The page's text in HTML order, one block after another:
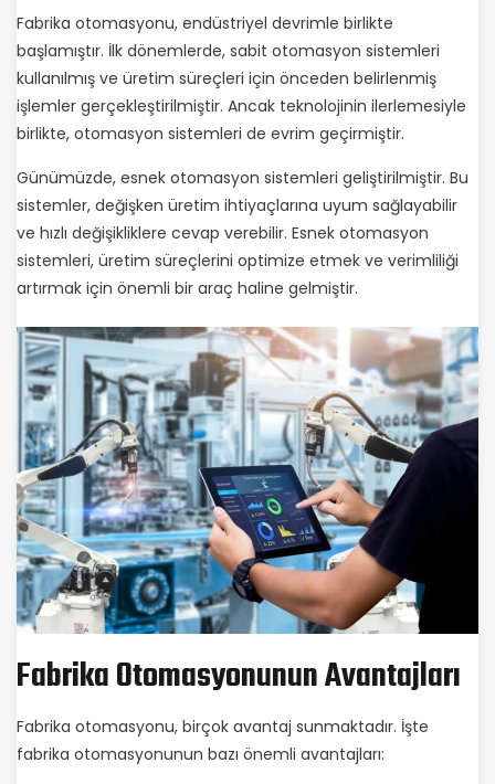
Fabrika otomasyonu, endüstriyel devrimle birlikte
başlamıştır. İlk dönemlerde, sabit otomasyon sistemleri
kullanılmış ve üretim süreçleri için önceden belirlenmiş
işlemler gerçekleştirilmiştir. Ancak teknolojinin ilerlemesiyle
birlikte, otomasyon sistemleri de evrim geçirmiştir.
Günümüzde, esnek otomasyon sistemleri geliştirilmiştir. Bu
sistemler, değişken üretim ihtiyaçlarına uyum sağlayabilir
ve hızlı değişikliklere cevap verebilir. Esnek otomasyon
sistemleri, üretim süreçlerini optimize etmek ve verimliliği
artırmak için önemli bir araç haline gelmiştir.
Fabrika Otomasyonunun Avantajları
Fabrika otomasyonu, birçok avantaj sunmaktadır. İşte
fabrika otomasyonunun bazı önemli avantajları: